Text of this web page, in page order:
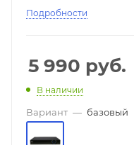
несколько режимов
* 5M/6 (4 *
Подробности
5 990 руб.
В наличии
Вариант — базовый